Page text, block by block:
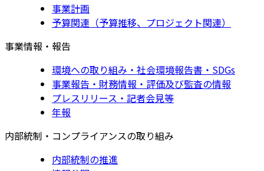
事業計画
予算関連（予算推移、プロジェクト関連）
事業情報・報告
環境への取り組み・社会環境報告書・SDGs
事業報告・財務情報・評価及び監査の情報
プレスリリース・記者会見等
年報
内部統制・コンプライアンスの取り組み
内部統制の推進